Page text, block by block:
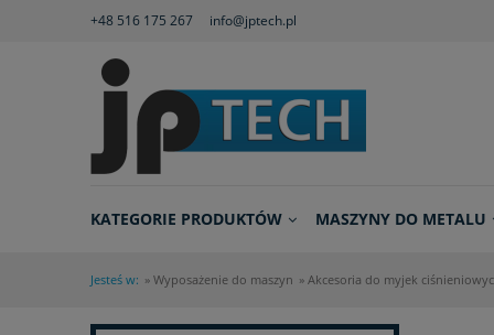
+48 516 175 267 info@jptech.pl
KATEGORIE PRODUKTÓW MASZYNY DO METALU
Jesteś w: » Wyposażenie do maszyn » Akcesoria do myjek